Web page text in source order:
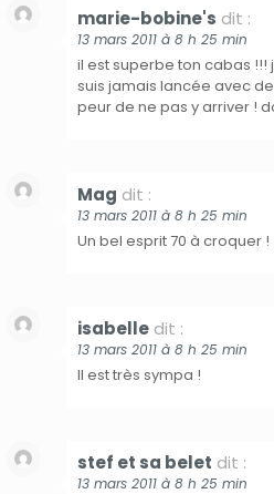
marie-bobine's dit :
13 mars 2011 à 8 h 25 min
il est superbe ton cabas !!!
suis jamais lancée avec
peur de ne pas y arriver !
Mag dit :
13 mars 2011 à 8 h 25 min
Un bel esprit 70 à croquer !
isabelle dit :
13 mars 2011 à 8 h 25 min
Il est très sympa !
stef et sa belet dit :
13 mars 2011 à 8 h 25 min